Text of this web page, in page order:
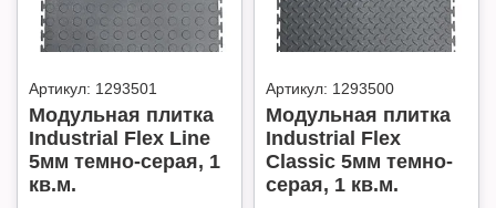
Артикул: 1293501
Модульная плитка
Industrial Flex Line
5мм темно-серая, 1
кв.м.
Артикул: 1293500
Модульная плитка
Industrial Flex
Classic 5мм темно-
серая, 1 кв.м.